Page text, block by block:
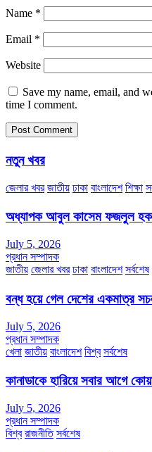
Name *
Email *
Website
Save my name, email, and
time I comment.
নতুন খবর
জেলার খবর জাতীয় ঢাকা বাংলাদেশ শিক্ষা
অধ্যাপক আবুল কাসেম ফজলুল হক
July 5, 2026
প্রধান সম্পাদক
জাতীয় জেলার খবর ঢাকা বাংলাদেশ সর্বশেষ
বন্ধ হয়ে গেল দেশের একমাত্র
July 5, 2026
প্রধান সম্পাদক
খেলা জাতীয় বাংলাদেশ বিশ্ব সর্বশেষ
কানাডাকে হারিয়ে সবার আগে
July 5, 2026
প্রধান সম্পাদক
বিশ্ব রাজনীতি সর্বশেষ